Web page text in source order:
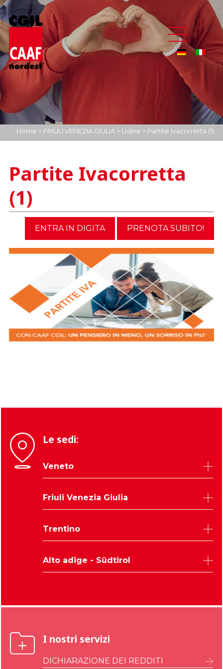
Home > FRIULI VENEZIA GIULIA > Udine > Partite Ivacorretta (1)
Partite Ivacorretta
(1)
ENTRA IN DIGITA PRENOTA SUBITO!
Le sedi:
Veneto
Belluno
Treviso
Venezia
Verona
Vicenza
Friuli Venezia Giulia
Udine
Gorizia
Trentino
Trento
Alto adige - Südtirol
I nostri servizi
DICHIARAZIONE DEI REDDITI